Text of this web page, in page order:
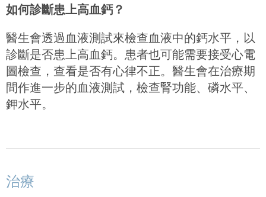
如何診斷患上高血鈣？
醫生會透過血液測試來檢查血液中的鈣水平，以
診斷是否患上高血鈣。患者也可能需要接受心電
圖檢查，查看是否有心律不正。醫生會在治療期
間作進一步的血液測試，檢查腎功能、磷水平、
鉀水平。
治療